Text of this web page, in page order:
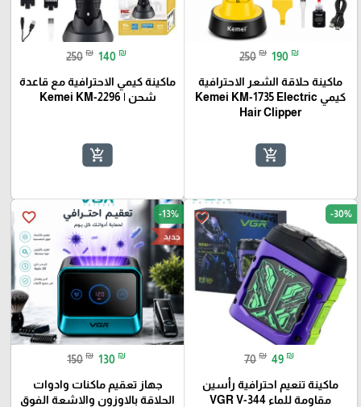
250 ₪ 190 ₪
ماكينة حلاقة الشعر الاحترافية
كيمي Kemei KM-1735 Electric
Hair Clipper
add_shopping_cart
250 ₪ 140 ₪
ماكينة كيمي الاحترافية مع قاعدة
شحن | Kemei KM-2296
add_shopping_cart
favorite_border -30%
70 ₪ 49 ₪
ماكينة تنعيم احترافية رأسين
مقاومة للماء VGR V-344
favorite_border -13%
جديد
150 ₪ 130 ₪
جهاز تعقيم ماكنات وادوات
الحلاقة بالاوزون والاشعة الفوق